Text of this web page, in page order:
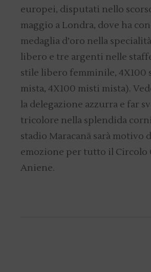
europei, disputati nello
maggio a Londra, dove ha
medaglia d’oro nella
libero e tre argenti nelle
stile libero femminile, 4X100
mista, 4X100 misti mista).
la delegazione azzurra e far
tricolore nella splendida
stadio Maracanã sarà motivo
emozione per tutto il Circolo
Aniene.